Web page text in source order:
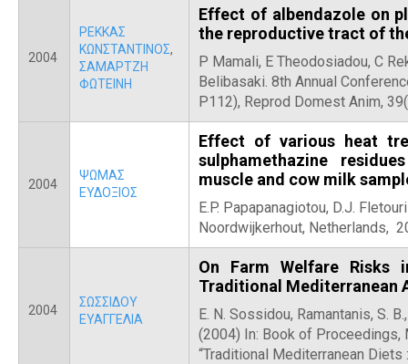
2004
ΡΕΚΚΑΣ
ΚΩΝΣΤΑΝΤΙΝΟΣ,
ΣΑΜΑΡΤΖΗ
ΦΩΤΕΙΝΗ
Effect of albendazole on
the reproductive tract of
P Mamali, E Theodosiadou, C
Belibasaki. 8th Annual
P112), Reprod Domest Anim,
2004
ΨΩΜΑΣ
ΕΥΔΟΞΙΟΣ
Effect of various heat
sulphamethazine
muscle and cow milk
E.P. Papapanagiotou, D.J.
Noordwijkerhout, Netherlands,
2004
ΣΩΣΣΙΔΟΥ
ΕΥΑΓΓΕΛΙΑ
On Farm Welfare Risks
Traditional Mediterranean
E. N. Sossidou, Ramantanis, S.
(2004) In: Book of Proceedings,
“Traditional Mediterranean